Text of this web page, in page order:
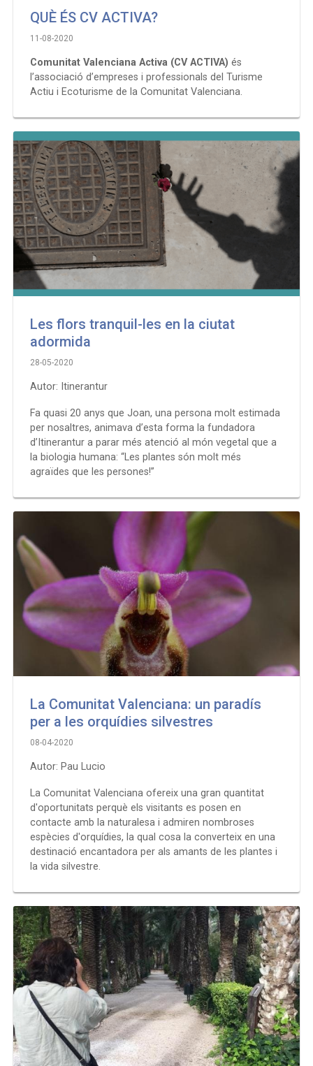
QUÈ ÉS CV ACTIVA?
11-08-2020
Comunitat Valenciana Activa (CV ACTIVA) és
l’associació d’empreses i professionals del Turisme
Actiu i Ecoturisme de la Comunitat Valenciana.
Les flors tranquil-les en la ciutat
adormida
28-05-2020
Autor: Itinerantur
Fa quasi 20 anys que Joan, una persona molt estimada
per nosaltres, animava d’esta forma la fundadora
d’Itinerantur a parar més atenció al món vegetal que a
la biologia humana: “Les plantes són molt més
agraïdes que les persones!”
La Comunitat Valenciana: un paradís
per a les orquídies silvestres
08-04-2020
Autor: Pau Lucio
La Comunitat Valenciana ofereix una gran quantitat
d'oportunitats perquè els visitants es posen en
contacte amb la naturalesa i admiren nombroses
espècies d'orquídies, la qual cosa la converteix en una
destinació encantadora per als amants de les plantes i
la vida silvestre.